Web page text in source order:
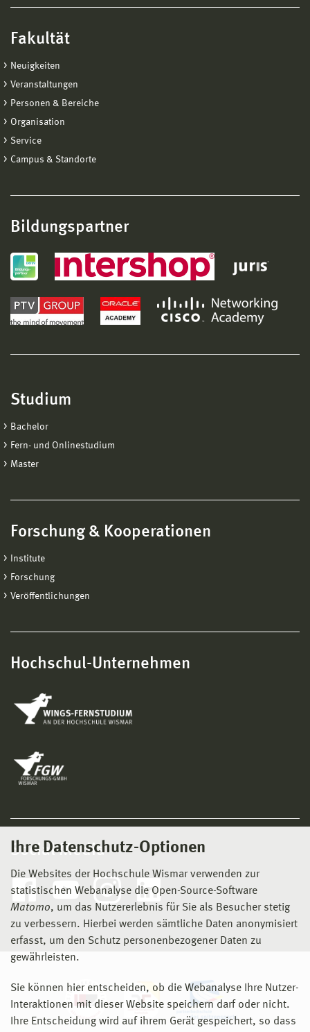
Ihre Datenschutz-Optionen
Die Websites der Hochschule Wismar verwenden zur
statistischen Webanalyse die Open-Source-Software
Matomo, um das Nutzererlebnis für Sie als Besucher stetig
zu verbessern. Hierbei werden sämtliche Daten anonymisiert
erfasst, um den Schutz personenbezogener Daten zu
gewährleisten.
Sie können hier entscheiden, ob die Webanalyse Ihre Nutzer-
Interaktionen mit dieser Website speichern darf oder nicht.
Ihre Entscheidung wird auf ihrem Gerät gespeichert, so dass
Fakultät
Neuigkeiten
Veranstaltungen
Personen & Bereiche
Organisation
Service
Campus & Standorte
Bildungspartner
Studium
Bachelor
Fern- und Onlinestudium
Master
Forschung & Kooperationen
Institute
Forschung
Veröffentlichungen
Hochschul-Unternehmen
Social Media